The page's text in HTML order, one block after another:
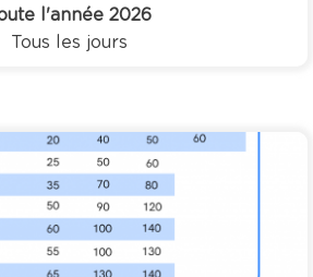
l'année2026
Tous les jours